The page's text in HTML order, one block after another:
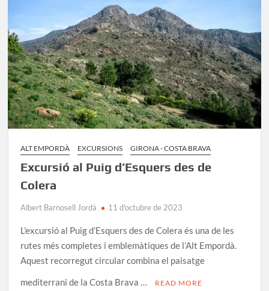
ALT EMPORDÀ EXCURSIONS GIRONA - COSTA BRAVA
Excursió al Puig d’Esquers des de
Colera
Albert Barnosell Jordà 11 d'octubre de 2023
L’excursió al Puig d’Esquers des de Colera és una de les
rutes més completes i emblemàtiques de l’Alt Empordà.
Aquest recorregut circular combina el paisatge
mediterrani de la Costa Brava …
READ MORE